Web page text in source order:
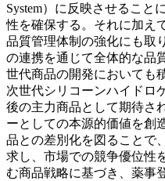
System）に反映させること
性を確保する。それに加え
品質管理体制の強化にも取
の連携を通じて全体的な品
世代商品の開発においても
次世代シリコーンハイドロ
後の主力商品として期待さ
ーとしての本源的価値を創
品との差別化を図ることで
求し、市場での競争優位性
む商品戦略に基づき、薬事